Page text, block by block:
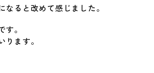
ると改めて感じました。
。
ます。